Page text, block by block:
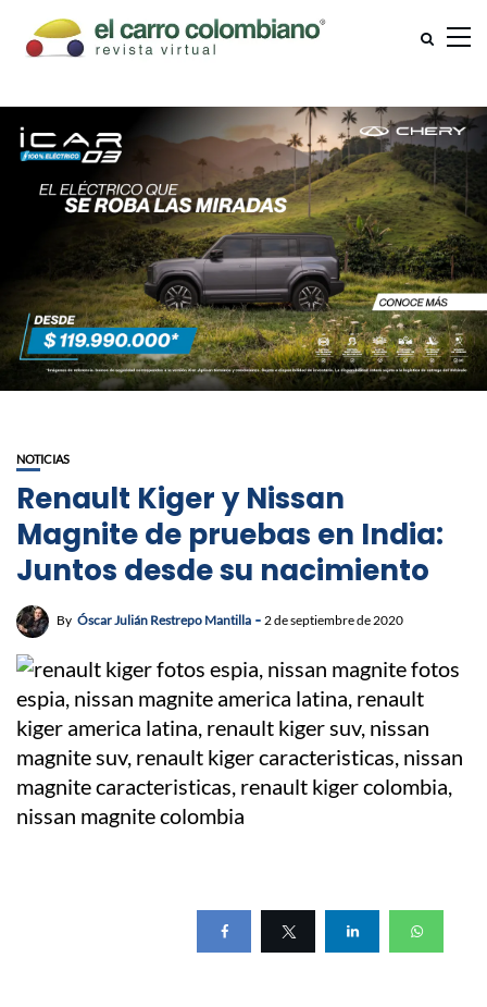
NOTICIAS
Renault Kiger y Nissan
Magnite de pruebas en India:
Juntos desde su nacimiento
By Óscar Julián Restrepo Mantilla 2 de septiembre de 2020